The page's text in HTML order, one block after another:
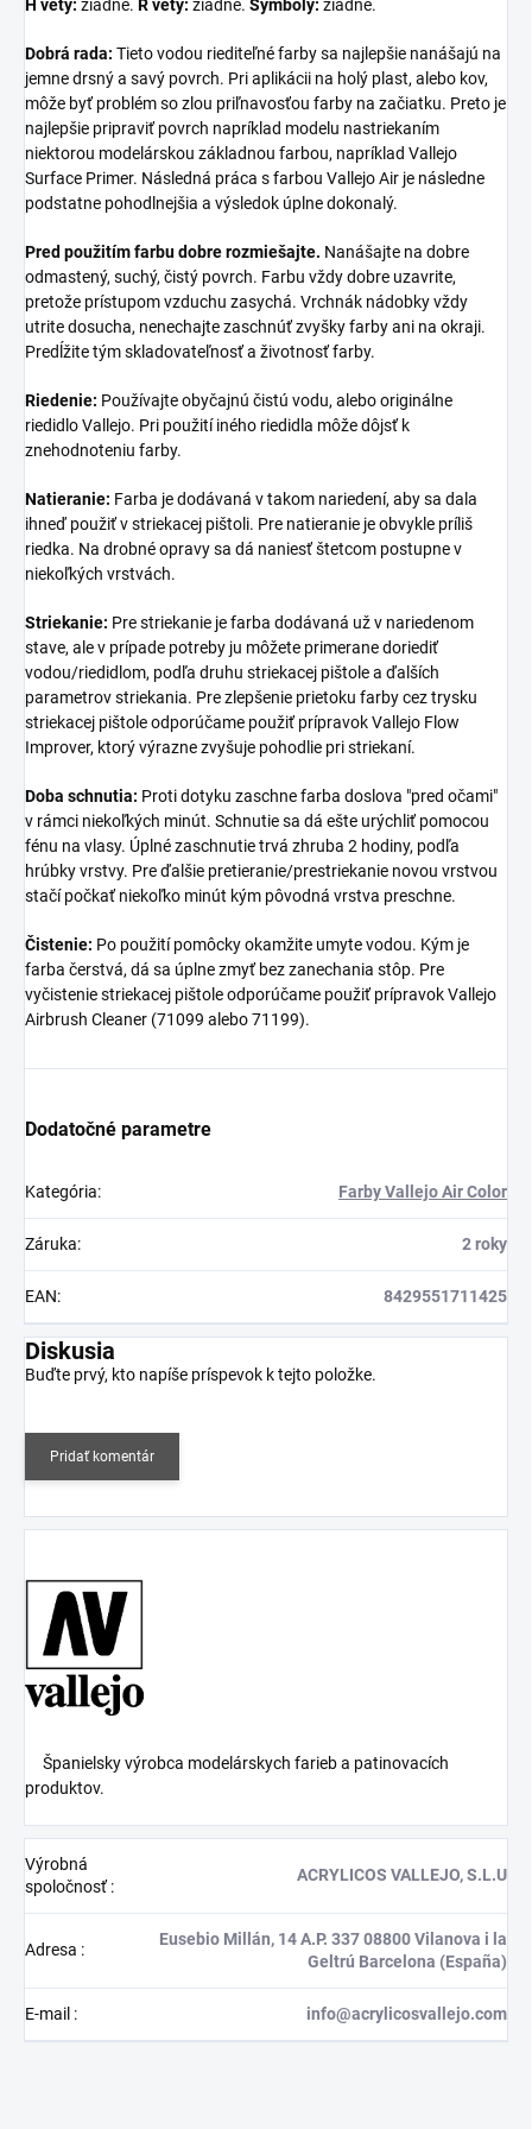
H vety: žiadne. R vety: žiadne. Symboly: žiadne.
Dobrá rada: Tieto vodou riediteľné farby sa najlepšie nanášajú na
jemne drsný a savý povrch. Pri aplikácii na holý plast, alebo kov,
môže byť problém so zlou priľnavosťou farby na začiatku. Preto je
najlepšie pripraviť povrch napríklad modelu nastriekaním
niektorou modelárskou základnou farbou, napríklad Vallejo
Surface Primer. Následná práca s farbou Vallejo Air je následne
podstatne pohodlnejšia a výsledok úplne dokonalý.
Pred použitím farbu dobre rozmiešajte. Nanášajte na dobre
odmastený, suchý, čistý povrch. Farbu vždy dobre uzavrite,
pretože prístupom vzduchu zasychá. Vrchnák nádobky vždy
utrite dosucha, nenechajte zaschnúť zvyšky farby ani na okraji.
Predĺžite tým skladovateľnosť a životnosť farby.
Riedenie: Používajte obyčajnú čistú vodu, alebo originálne
riedidlo Vallejo. Pri použití iného riedidla môže dôjsť k
znehodnoteniu farby.
Natieranie: Farba je dodávaná v takom nariedení, aby sa dala
ihneď použiť v striekacej pištoli. Pre natieranie je obvykle príliš
riedka. Na drobné opravy sa dá naniesť štetcom postupne v
niekoľkých vrstvách.
Striekanie: Pre striekanie je farba dodávaná už v nariedenom
stave, ale v prípade potreby ju môžete primerane doriediť
vodou/riedidlom, podľa druhu striekacej pištole a ďalších
parametrov striekania. Pre zlepšenie prietoku farby cez trysku
striekacej pištole odporúčame použiť prípravok Vallejo Flow
Improver, ktorý výrazne zvyšuje pohodlie pri striekaní.
Doba schnutia: Proti dotyku zaschne farba doslova "pred očami"
v rámci niekoľkých minút. Schnutie sa dá ešte urýchliť pomocou
fénu na vlasy. Úplné zaschnutie trvá zhruba 2 hodiny, podľa
hrúbky vrstvy. Pre ďalšie pretieranie/prestriekanie novou vrstvou
stačí počkať niekoľko minút kým pôvodná vrstva preschne.
Čistenie: Po použití pomôcky okamžite umyte vodou. Kým je
farba čerstvá, dá sa úplne zmyť bez zanechania stôp. Pre
vyčistenie striekacej pištole odporúčame použiť prípravok Vallejo
Airbrush Cleaner (71099 alebo 71199).
Dodatočné parametre
Kategória: Farby Vallejo Air Color
Záruka: 2 roky
EAN: 8429551711425
Diskusia
Buďte prvý, kto napíše príspevok k tejto položke.
Pridať komentár
Španielsky výrobca modelárskych farieb a patinovacích
produktov.
Výrobná
spoločnosť:
ACRYLICOS VALLEJO, S.L.U
Adresa :
Eusebio Millán, 14 A.P. 337 08800 Vilanova i la
Geltrú Barcelona (España)
E-mail : info@acrylicosvallejo.com